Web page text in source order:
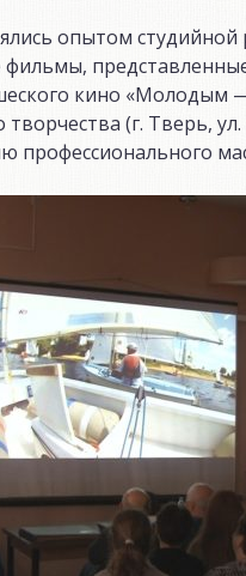
опытом
кино «Молодым
(г. Тверь,